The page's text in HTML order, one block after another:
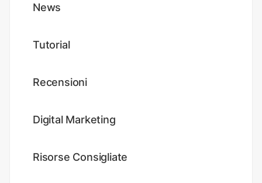
News
Tutorial
Recensioni
Digital Marketing
Risorse Consigliate